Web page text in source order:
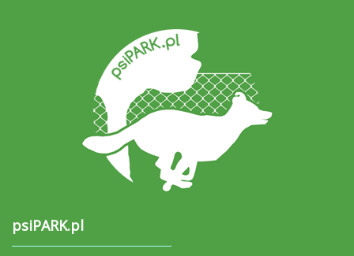
psiPARK.pl